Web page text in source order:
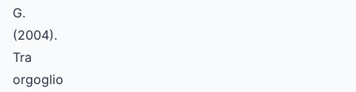
G.
(2004).
Tra
orgoglio